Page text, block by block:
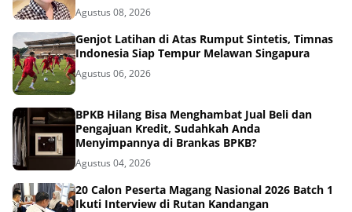
Agustus 08, 2026
Genjot Latihan di Atas Rumput Sintetis, Timnas
Indonesia Siap Tempur Melawan Singapura
Agustus 06, 2026
BPKB Hilang Bisa Menghambat Jual Beli dan
Pengajuan Kredit, Sudahkah Anda
Menyimpannya di Brankas BPKB?
Agustus 04, 2026
20 Calon Peserta Magang Nasional 2026 Batch 1
Ikuti Interview di Rutan Kandangan